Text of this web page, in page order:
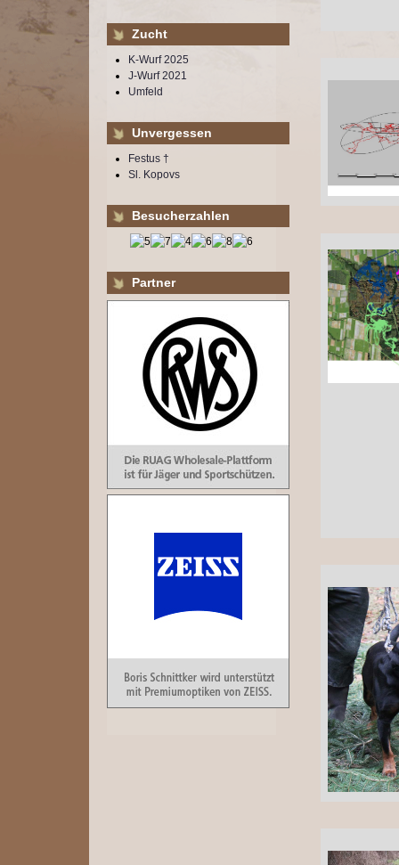
Zucht
K-Wurf 2025
J-Wurf 2021
Umfeld
Unvergessen
Festus †
Sl. Kopovs
Besucherzahlen
Partner